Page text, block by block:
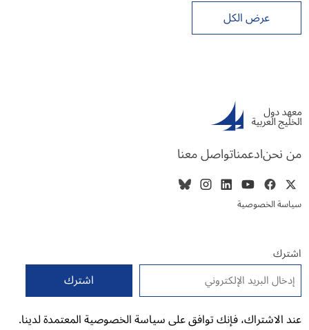
عرض الكل
من نحنادعمناتواصل معنا
سياسة الخصوصية
اشترك
البريد الإلكتروني *
عند الاشتراك، فإنك توافق على سياسة الخصوصية المعتمدة لدينا.